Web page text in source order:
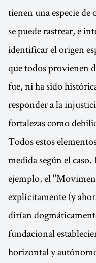
tienen una especie
se puede rastrear, e
identificar el origen
que todos provienen
fue, ni ha sido
responder a la
fortalezas como
Todos estos
medida según el
ejemplo, el
explícitamente (y
dirían
fundacional
horizontal y